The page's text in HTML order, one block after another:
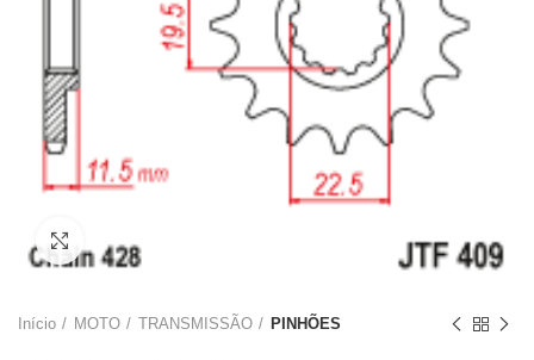
Click to enlarge
Início MOTO TRANSMISSÃO PINHÕES